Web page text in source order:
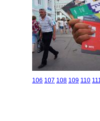
106 107 108 109 110